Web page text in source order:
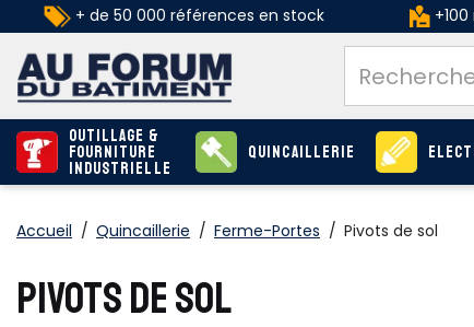
+ de 50 000 références en stock
Outillage &
Fourniture
industrielle
Quincaillerie
Accueil / Quincaillerie / Ferme-Portes / Pivots de sol
PIVOTS DE SOL